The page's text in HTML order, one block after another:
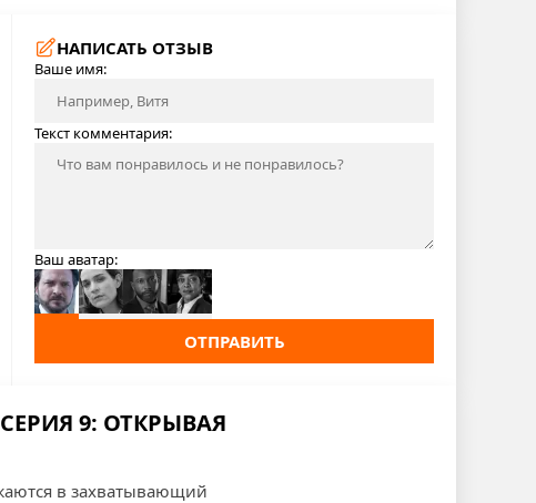
НАПИСАТЬ ОТЗЫВ
Ваше имя:
Текст комментария:
Ваш аватар:
ОТПРАВИТЬ
9: ОТКРЫВАЯ
в захватывающий